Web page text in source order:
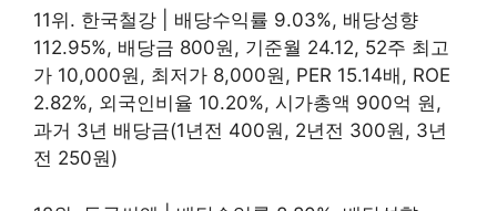
11위. 한국철강 | 배당수익률 9.03%, 배당성향
112.95%, 배당금 800원, 기준월 24.12, 52주 최고
가 10,000원, 최저가 8,000원, PER 15.14배, ROE
2.82%, 외국인비율 10.20%, 시가총액 900억 원,
과거 3년 배당금(1년전 400원, 2년전 300원, 3년
전 250원)